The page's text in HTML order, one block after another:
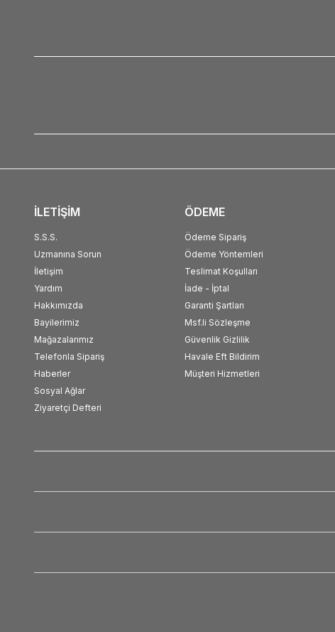
İLETİŞİM
S.S.S.
Uzmanına Sorun
İletişim
Yardım
Hakkımızda
Bayilerimiz
Mağazalarımız
Telefonla Sipariş
Haberler
Sosyal Ağlar
Ziyaretçi Defteri
ÖDEME
Ödeme Sipariş
Ödeme Yöntemleri
Teslimat Koşulları
İade - İptal
Garanti Şartları
Msf.li Sözleşme
Güvenlik Gizlilik
Havale Eft Bildirim
Müşteri Hizmetleri